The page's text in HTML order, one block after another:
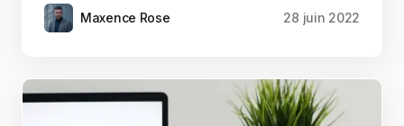
Maxence Rose 28 juin 2022